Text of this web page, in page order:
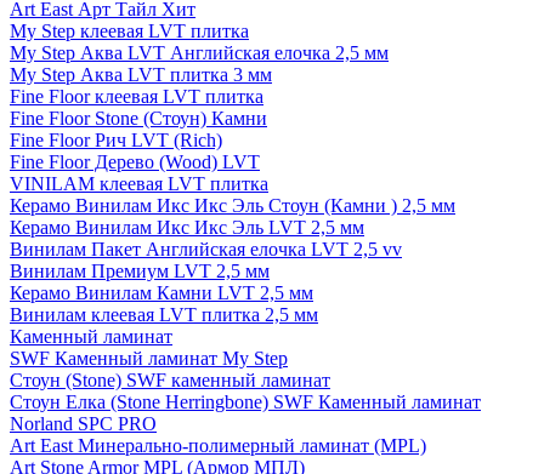
Art East Арт Тайл Хит
My Step клеевая LVT плитка
My Step Аква LVT Английская елочка 2,5 мм
My Step Аква LVT плитка 3 мм
Fine Floor клеевая LVT плитка
Fine Floor Stone (Стоун) Камни
Fine Floor Рич LVT (Rich)
Fine Floor Дерево (Wood) LVT
VINILAM клеевая LVT плитка
Керамо Винилам Икс Икс Эль Стоун (Камни ) 2,5 мм
Керамо Винилам Икс Икс Эль LVT 2,5 мм
Винилам Пакет Английская елочка LVT 2,5 vv
Винилам Премиум LVT 2,5 мм
Керамо Винилам Камни LVT 2,5 мм
Винилам клеевая LVT плитка 2,5 мм
Каменный ламинат
SWF Каменный ламинат My Step
Стоун (Stone) SWF каменный ламинат
Стоун Елка (Stone Herringbone) SWF Каменный ламинат
Norland SPC PRO
Art East Минерально-полимерный ламинат (MPL)
Art Stone Armor MPL (Армор МПЛ)